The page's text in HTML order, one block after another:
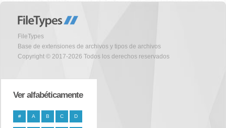
FileTypes
Base de extensiones de archivos y tipos de archivos
Copyright © 2017-2026 Todos los derechos reservados
Ver alfabéticamente
# A B C D